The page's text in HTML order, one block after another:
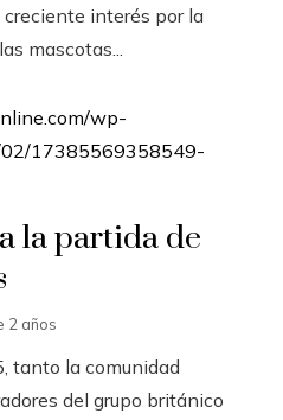
interés por la
mascotas...
la partida de
2 años
tanto la comunidad
del grupo británico